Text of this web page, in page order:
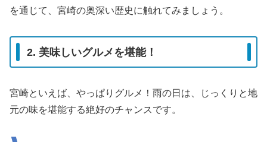
を通じて、宮崎の奥深い歴史に触れてみましょう。
2. 美味しいグルメを堪能！
宮崎といえば、やっぱりグルメ！雨の日は、じっくりと地
元の味を堪能する絶好のチャンスです。